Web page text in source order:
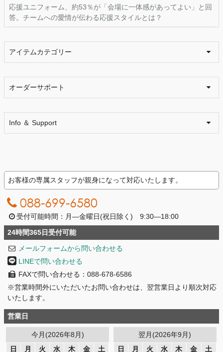
応援ユニフォーム、約53％が「会場に一体感があってよい」と回
答。チームへの愛情が伝わる応援スタイルとは？
アイテムカテゴリー
オーダーサポート
Info ＆ Support
お客様の専属スタッフが親身になって対応いたします。
088-699-6580
受付可能時間：月―金曜日(祝日除く) 9:30―18:00
24時間365日受付可能
メールフォームから問い合わせる
LINEで問い合わせる
FAXで問い合わせる：088-678-6586
※営業時間外にいただいたお問い合わせは、翌営業日より順次対応
いたします。
営業日
今月(2026年8月)
日
月 火 水 木 金 土
翌月(2026年9月)
日
月 火 水 木 金 土